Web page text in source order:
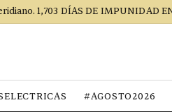
1,703 DÍAS DE IMPUNIDAD
#AGOSTO2026